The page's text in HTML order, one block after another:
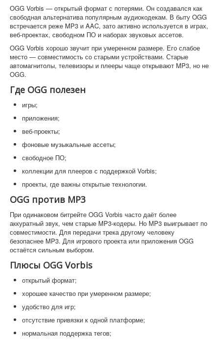
OGG Vorbis — открытый формат с потерями. Он создавался как
свободная альтернатива популярным аудиокодекам. В быту OGG
встречается реже MP3 и AAC, зато активно используется в играх,
веб-проектах, свободном ПО и наборах звуковых ассетов.
OGG Vorbis хорошо звучит при умеренном размере. Его слабое
место — совместимость со старыми устройствами. Старые
автомагнитолы, телевизоры и плееры чаще открывают MP3, но не
OGG.
Где OGG полезен
игры;
приложения;
веб-проекты;
фоновые музыкальные ассеты;
свободное ПО;
коллекции для плееров с поддержкой Vorbis;
проекты, где важны открытые технологии.
OGG против MP3
При одинаковом битрейте OGG Vorbis часто даёт более
аккуратный звук, чем старые MP3-кодеры. Но MP3 выигрывает по
совместимости. Для передачи трека другому человеку
безопаснее MP3. Для игрового проекта или приложения OGG
остаётся сильным выбором.
Плюсы OGG Vorbis
открытый формат;
хорошее качество при умеренном размере;
удобство для игр;
отсутствие привязки к одной платформе;
нормальная поддержка тегов;